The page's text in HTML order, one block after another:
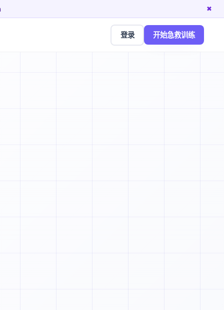
✖
登录 开始急救训练